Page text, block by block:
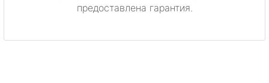
предоставлена гарантия.